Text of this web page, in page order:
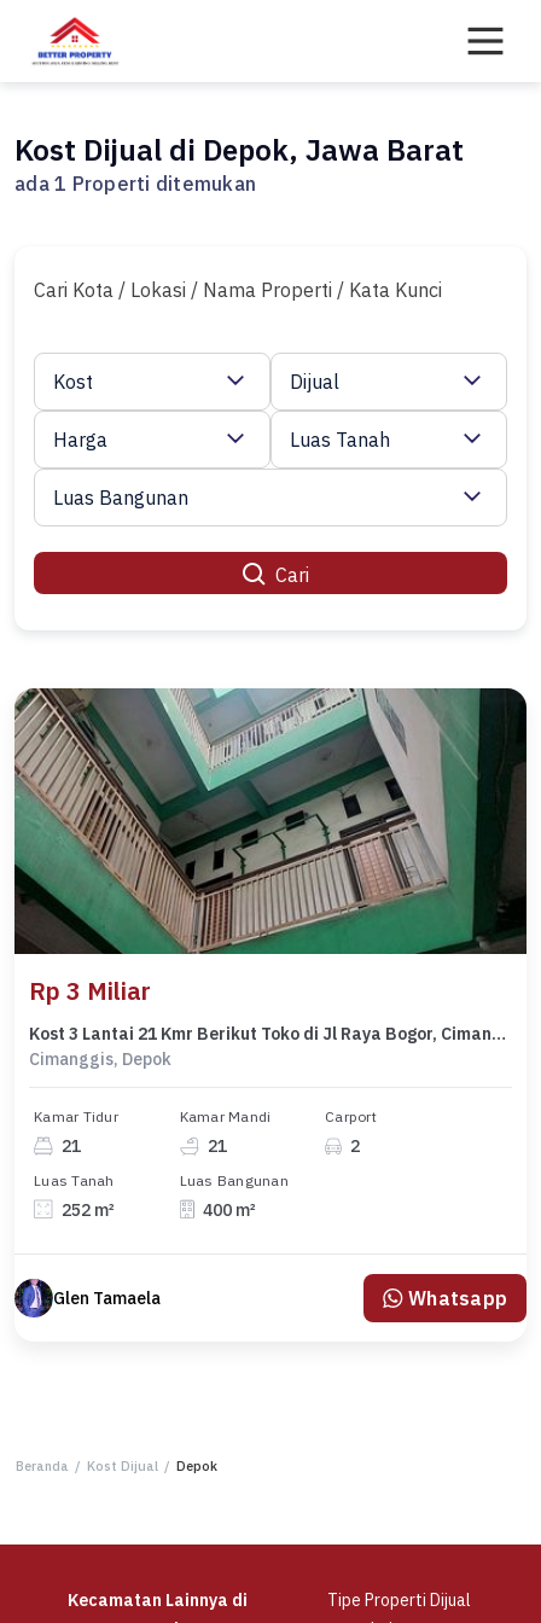
content
Kost Dijual di Depok, Jawa Barat
ada 1 Properti ditemukan
Cari Kota / Lokasi / Nama Properti / Kata Kunci
Cari
Kost Dijual
Harga Luas Tanah
Luas Bangunan
Rp 3 Miliar
Kost 3 Lantai 21 Kmr Berikut Toko di Jl Raya Bogor, Cimanggis. Dkt ke Tol Cijago
Cimanggis, Depok
Kamar Tidur
21
Kamar Mandi
21
Carport
2
Luas Tanah
252 m²
Luas Bangunan
400 m²
Glen Tamaela Whatsapp
Beranda / Kost Dijual / Depok
Kecamatan Lainnya di
Tipe Properti Dijual